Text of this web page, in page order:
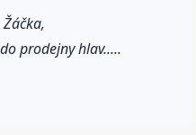
prodejny hlav.....